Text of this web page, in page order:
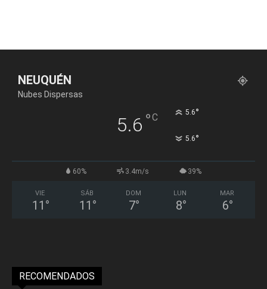
NEUQUÉN
Nubes Dispersas
5.6 °C 5.6°
5.6°
60% 3.4m/s 39%
VIE
11 °
SÁB
11 °
DOM
7°
LUN
8°
MAR
6°
RECOMENDADOS